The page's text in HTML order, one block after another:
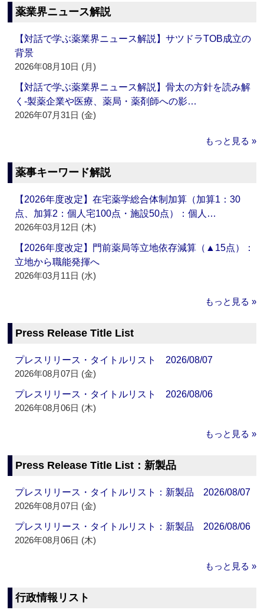
薬業界ニュース解説
【対話で学ぶ薬業界ニュース解説】サツドラTOB成立の
背景
2026年08月10日 (月)
【対話で学ぶ薬業界ニュース解説】骨太の方針を読み解
く‐製薬企業や医療、薬局・薬剤師への影…
2026年07月31日 (金)
もっと見る »
薬事キーワード解説
【2026年度改定】在宅薬学総合体制加算（加算1：30
点、加算2：個人宅100点・施設50点）：個人…
2026年03月12日 (木)
【2026年度改定】門前薬局等立地依存減算（▲15点）：
立地から職能発揮へ
2026年03月11日 (水)
もっと見る »
Press Release Title List
プレスリリース・タイトルリスト 2026/08/07
2026年08月07日 (金)
プレスリリース・タイトルリスト 2026/08/06
2026年08月06日 (木)
もっと見る »
Press Release Title List：新製品
プレスリリース・タイトルリスト：新製品 2026/08/07
2026年08月07日 (金)
プレスリリース・タイトルリスト：新製品 2026/08/06
2026年08月06日 (木)
もっと見る »
行政情報リスト